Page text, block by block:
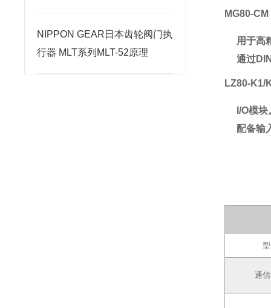
NIPPON GEAR日本齿轮阀门执
行器 MLT系列MLT-52原理
MG80-CM
用于高
通过
LZ80-K1/
I/O模
配备输
通